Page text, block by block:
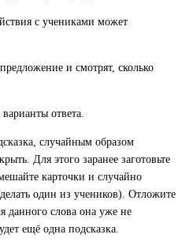
с учениками может
и смотрят, сколько
ответа.
случайным образом
Для этого заранее заготовьте
карточки и случайно
один из учеников). Отложите
данного слова она уже не
ещё одна подсказка.